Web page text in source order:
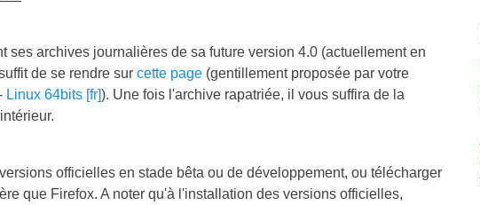
ses archives journalières de sa future version 4.0 (actuellement en
de se rendre sur cette page (gentillement proposée par votre
Linux 64bits [fr]). Une fois l'archive rapatriée, il vous suffira de la
officielles en stade bêta ou de développement, ou télécharger
que Firefox. A noter qu'à l'installation des versions officielles,